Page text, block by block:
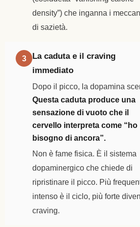
density”) che inganna i
di sazietà.
3
La caduta e il craving
immediato
Dopo il picco, la dopamina
Questa caduta produce una
sensazione di vuoto che il
cervello interpreta come “ho
bisogno di ancora”.
Non è fame fisica. È il sistema
dopaminergico che chiede di
ripristinare il picco. Più
intenso è il ciclo, più forte
craving.